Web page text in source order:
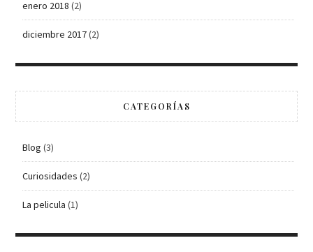
enero 2018 (2)
diciembre 2017(2)
CATEGORÍAS
Blog (3)
Curiosidades (2)
La pelicula (1)